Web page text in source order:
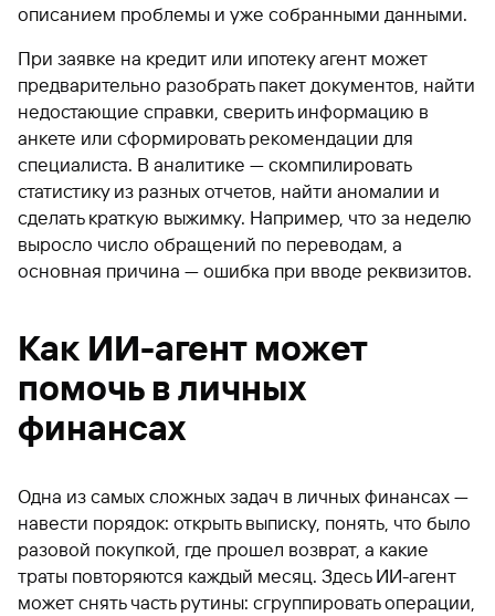
описанием проблемы и уже собранными данными.
При заявке на кредит или ипотеку агент может
предварительно разобрать пакет документов, найти
недостающие справки, сверить информацию в
анкете или сформировать рекомендации для
специалиста. В аналитике — скомпилировать
статистику из разных отчетов, найти аномалии и
сделать краткую выжимку. Например, что за неделю
выросло число обращений по переводам, а
основная причина — ошибка при вводе реквизитов.
Как ИИ-агент может
помочь в личных
финансах
Одна из самых сложных задач в личных финансах —
навести порядок: открыть выписку, понять, что было
разовой покупкой, где прошел возврат, а какие
траты повторяются каждый месяц. Здесь ИИ-агент
может снять часть рутины: сгруппировать операции,